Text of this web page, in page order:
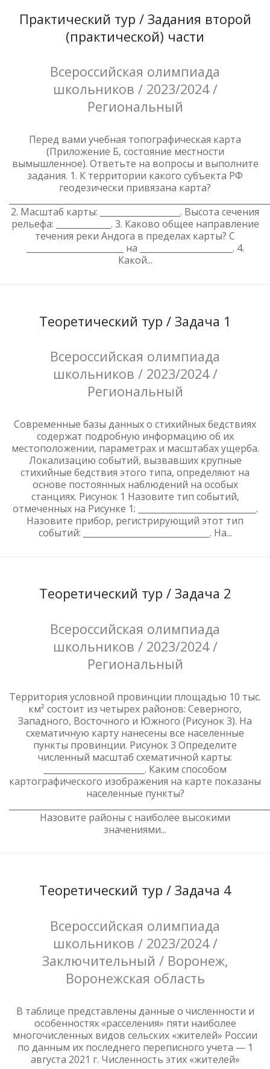
Практический тур / Задания второй
(практической) части
Всероссийская олимпиада
школьников / 2023/2024 /
Региональный
Перед вами учебная топографическая карта
(Приложение Б, состояние местности
вымышленное). Ответьте на вопросы и выполните
задания. 1. К территории какого субъекта РФ
геодезически привязана карта?
2. Масштаб карты: ___________________. Высота сечения
рельефа: _____________. 3. Каково общее направление
течения реки Андога в пределах карты? С
_______________________ на ______________________. 4.
Какой...
Теоретический тур / Задача 1
Всероссийская олимпиада
школьников / 2023/2024 /
Региональный
Современные базы данных о стихийных бедствиях
содержат подробную информацию об их
местоположении, параметрах и масштабах ущерба.
Локализацию событий, вызвавших крупные
стихийные бедствия этого типа, определяют на
основе постоянных наблюдений на особых
станциях. Рисунок 1 Назовите тип событий,
отмеченных на Рисунке 1: ____________________________.
Назовите прибор, регистрирующий этот тип
событий: ______________________________. На...
Теоретический тур / Задача 2
Всероссийская олимпиада
школьников / 2023/2024 /
Региональный
Территория условной провинции площадью 10 тыс.
км² состоит из четырех районов: Северного,
Западного, Восточного и Южного (Рисунок 3). На
схематичную карту нанесены все населенные
пункты провинции. Рисунок 3 Определите
численный масштаб схематичной карты:
________________________. Каким способом
картографического изображения на карте показаны
населенные пункты?
Назовите районы с наиболее высокими
значениями...
Теоретический тур / Задача 4
Всероссийская олимпиада
школьников / 2023/2024 /
Заключительный / Воронеж,
Воронежская область
В таблице представлены данные о численности и
особенностях «расселения» пяти наиболее
многочисленных видов сельских «жителей» России
по данным их последнего переписного учета — 1
августа 2021 г. Численность этих «жителей»